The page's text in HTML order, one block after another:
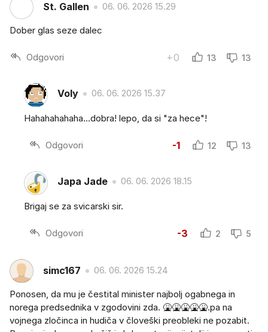
St. Gallen 06. 06. 2026 15.29
Dober glas seze dalec
Odgovori +0 13 13
Voly 06. 06. 2026 15.37
Hahahahahaha...dobra! lepo, da si "za hece"!
Odgovori -1 12 13
Japa Jade 06. 06. 2026 18.15
Brigaj se za svicarski sir.
Odgovori -3 2 5
simc167 06. 06. 2026 15.24
Ponosen, da mu je čestital minister najbolj ogabnega in
norega predsednika v zgodovini zda. 🤮🤮🤮🤮🤮.pa na
vojnega zločinca in hudiča v človeški preobleki ne pozabit.